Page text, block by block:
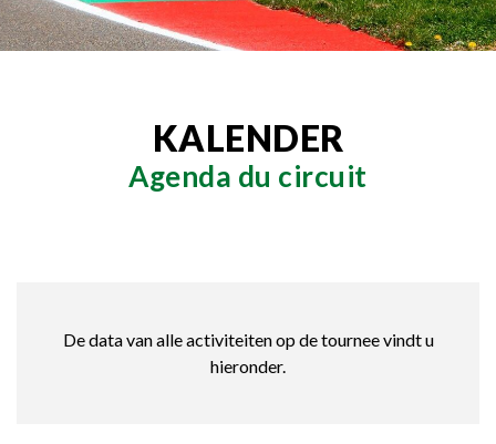
KALENDER
Agenda du circuit
De data van alle activiteiten op de tournee vindt u
hieronder.